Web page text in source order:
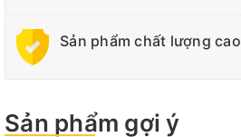
Sản phẩm chất lượng cao
Sản phẩm gợi ý